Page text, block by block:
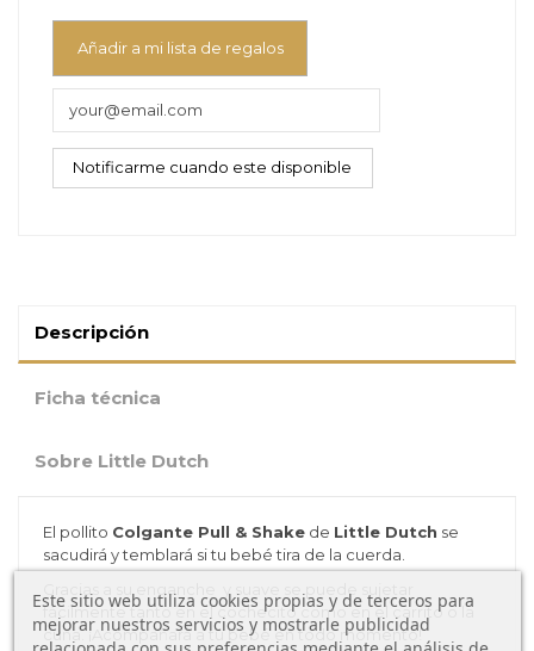
Añadir a mi lista de regalos
Descripción
Ficha técnica
Sobre Little Dutch
El pollito Colgante Pull & Shakede Little Dutch se
sacudirá y temblará si tu bebé tira de la cuerda.
fácilmente tanto en el cochecito como en el carrito o la
cuna. ¡Acompañará a tu bebé en todo momento!
Este sitio web utiliza cookies propias y de terceros para
mejorar nuestros servicios y mostrarle publicidad